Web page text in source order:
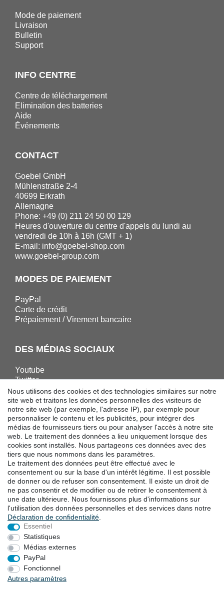
Mode de paiement
Livraison
Bulletin
Support
INFO CENTRE
Centre de téléchargement
Elimination des batteries
Aide
Événements
CONTACT
Goebel GmbH
Mühlenstraße 2-4
40699 Erkrath
Allemagne
Phone: +49 (0) 211 24 50 00 129
Heures d'ouverture du centre d'appels du lundi au
vendredi de 10h à 16h (GMT + 1)
E-mail: info@goebel-shop.com
www.goebel-group.com
MODES DE PAIEMENT
PayPal
Carte de crédit
Prépaiement / Virement bancaire
DES MÉDIAS SOCIAUX
Youtube
Twitter
Linkedin
Facebook
Instagram
TÉLÉCHARGEMENTS
Catalogues
Technologie
Certificats
Études
Promotion
LOCALITES
Droit de rétractation
Mentions légales
Nous utilisons des cookies et des technologies similaires sur notre
site web et traitons les données personnelles des visiteurs de
notre site web (par exemple, l'adresse IP), par exemple pour
personnaliser le contenu et les publicités, pour intégrer des
médias de fournisseurs tiers ou pour analyser l'accès à notre site
web. Le traitement des données a lieu uniquement lorsque des
cookies sont installés. Nous partageons ces données avec des
tiers que nous nommons dans les paramètres.
Le traitement des données peut être effectué avec le
consentement ou sur la base d'un intérêt légitime. Il est possible
de donner ou de refuser son consentement. Il existe un droit de
ne pas consentir et de modifier ou de retirer le consentement à
une date ultérieure. Nous fournissons plus d'informations sur
l'utilisation des données personnelles et des services dans notre
Déclaration de confidentialité
Essentiel
Statistiques
Médias externes
PayPal
Fonctionnel
Autres paramètres